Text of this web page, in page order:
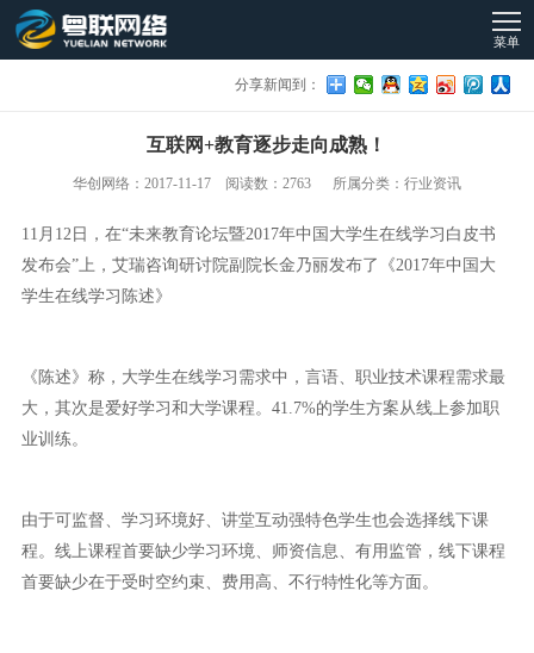
菜单
分享新闻到：
互联网+教育逐步走向成熟！
华创网络：2017-11-17 阅读数：2763 所属分类：行业资讯
11月12日，在“未来教育论坛暨2017年中国大学生在线学习白皮书
发布会”上，艾瑞咨询研讨院副院长金乃丽发布了《2017年中国大
学生在线学习陈述》
《陈述》称，大学生在线学习需求中，言语、职业技术课程需求最
大，其次是爱好学习和大学课程。41.7%的学生方案从线上参加职
业训练。
由于可监督、学习环境好、讲堂互动强特色学生也会选择线下课
程。线上课程首要缺少学习环境、师资信息、有用监管，线下课程
首要缺少在于受时空约束、费用高、不行特性化等方面。